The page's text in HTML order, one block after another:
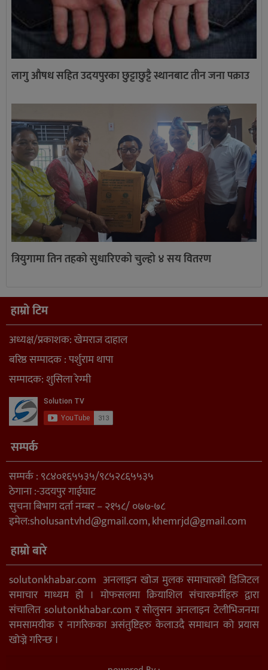
लागु औषध सहित उदयपुरका छुट्टाछुट्टै स्थानबाट तीन जना पक्राउ
त्रियुगामा तिन तहको सुधारिएको चुल्हो ४ सय वितरण
हाम्रो टिम
अध्यक्ष/प्रकाशक: खेमराज दाहाल
बरिष्ठ सम्पादक : पर्शुराम थापा
सम्पादक: शुसिला रेग्मी
सम्पर्क
सम्पर्क : ९८४०१६५५३५/९८५२८६५५३५
ठेगाना :-उदयपुर गाईघाट
सुचना बिभाग दर्ता नम्बर – २१५८/ ०७७-७८
इमेल:sholusantvhd@gmail.com,khemrjd@gmail.com
हाम्रो बारे
solutonkhabar.com अनलाइन खोज मुलक समाचारको डिजिटल
समाचार माध्यम हो । मोफसलमा क्रियाशिल संचारकर्मीहरु द्वारा
संचालित solutonkhabar.com र सोलुसन अनलाइन टेलीभिजनमा
समसामयीक र नागरिकका असंतुष्टिहरु केलाउदै समाधान को प्रयास
खोज्ने गरिन्छ ।